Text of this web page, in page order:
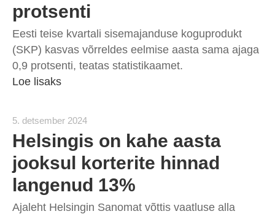
protsenti
Eesti teise kvartali sisemajanduse koguprodukt
(SKP) kasvas võrreldes eelmise aasta sama ajaga
0,9 protsenti, teatas statistikaamet.
Loe lisaks
5. detsember 2024
Helsingis on kahe aasta
jooksul korterite hinnad
langenud 13%
Ajaleht Helsingin Sanomat võttis vaatluse alla